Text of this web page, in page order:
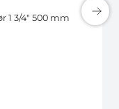
1 3/4" 500 mm